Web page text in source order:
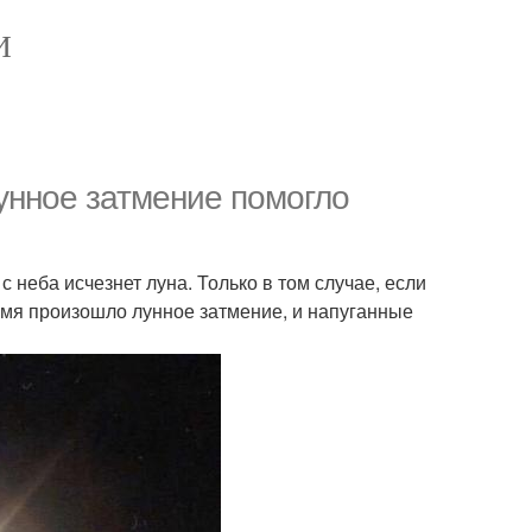
затмение помогло
исчезнет луна. Только в том случае, если
произошло лунное затмение, и напуганные